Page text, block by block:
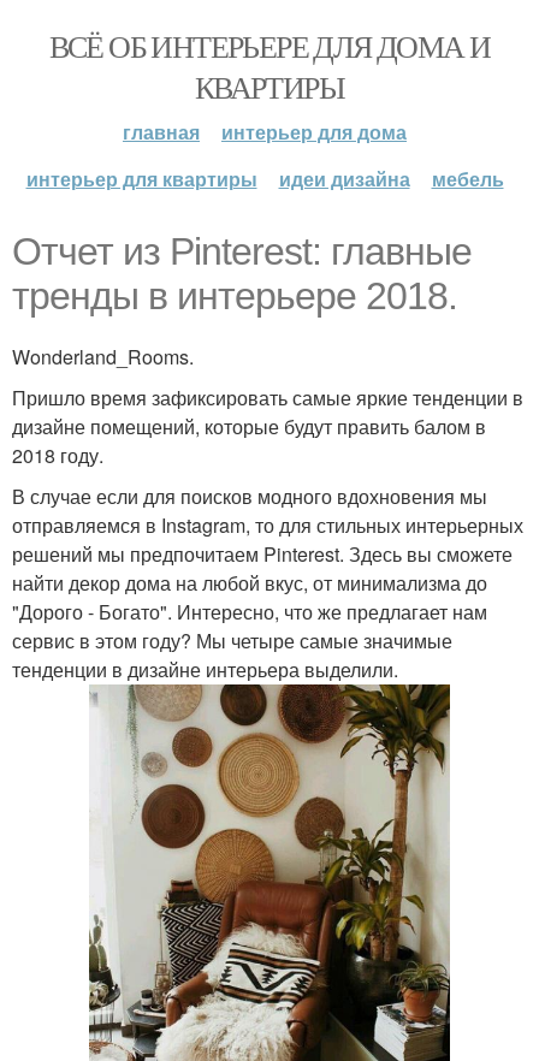
ВСЁ ОБ ИНТЕРЬЕРЕ ДЛЯ ДОМА И
КВАРТИРЫ
главная
интерьер для дома
интерьер для квартиры
идеи дизайна мебель
Отчет из Pinterest: главные
тренды в интерьере 2018.
Wonderland_Rooms.
Пришло время зафиксировать самые яркие тенденции в
дизайне помещений, которые будут править балом в
2018 году.
В случае если для поисков модного вдохновения мы
отправляемся в Instagram, то для стильных интерьерных
решений мы предпочитаем Pinterest. Здесь вы сможете
найти декор дома на любой вкус, от минимализма до
"Дорого - Богато". Интересно, что же предлагает нам
сервис в этом году? Мы четыре самые значимые
тенденции в дизайне интерьера выделили.